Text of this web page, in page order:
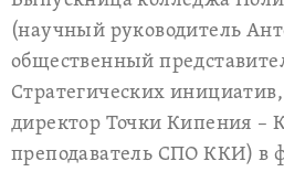
(научный руководитель
общественный
Стратегических
директор Точки Кипения –
преподаватель СПО ККИ) в